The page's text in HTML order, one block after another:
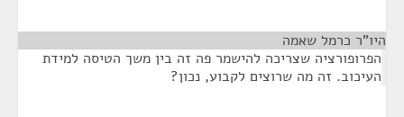
היו"ר כרמל שאמה
הפרופורציה שצריכה להישמר פה זה בין משך הטיסה למידת
העיכוב. זה מה שרוצים לקבוע, נכון?